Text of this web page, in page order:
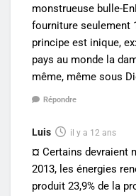
monstrueuse bulle-
fourniture seulement
principe est inique,
pays au monde la
même, même sous
Répondre
Luis il y a 12 ans
¤ Certains devraient
2013, les énergies
produit 23,9% de la